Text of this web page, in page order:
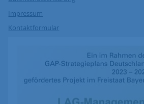
Impressum
Kontaktformular